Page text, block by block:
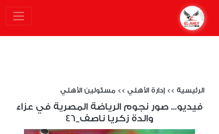
الرئيسية >> إدارة الأهلي >> مسئولين الأهلي
فيديو... صور نجوم الرياضة المصرية في عزاء
والدة زكريا ناصف_46